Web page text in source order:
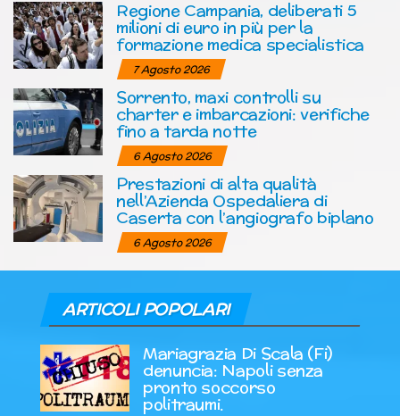
Regione Campania, deliberati 5
milioni di euro in più per la
formazione medica specialistica
7 Agosto 2026
Sorrento, maxi controlli su
charter e imbarcazioni: verifiche
fino a tarda notte
6 Agosto 2026
Prestazioni di alta qualità
nell’Azienda Ospedaliera di
Caserta con l’angiografo biplano
6 Agosto 2026
ARTICOLI POPOLARI
Mariagrazia Di Scala (Fi)
denuncia: Napoli senza
pronto soccorso
politraumi.